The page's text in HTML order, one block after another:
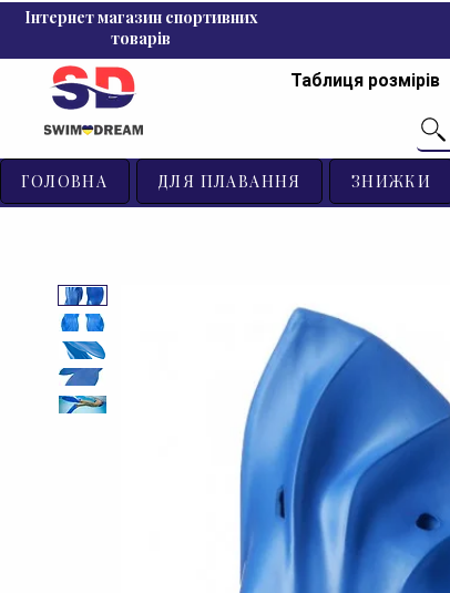
Інтернет магазин спортивних
товарів
Таблиця розмірів
ГОЛОВНА ДЛЯ ПЛАВАННЯ ЗНИЖКИ